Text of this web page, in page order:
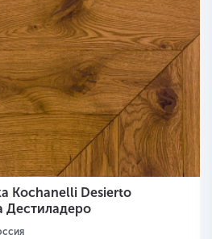
Kochanelli Desierto
Дестиладеро